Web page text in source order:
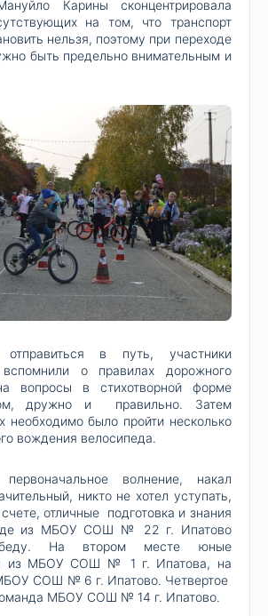
Карины сконцентрировала
на том, что транспорт
нельзя, поэтому при переходе
быть предельно внимательным и
в путь, участники
вспомнили о правилах дорожного
вопросы в стихотворной форме
дружно и правильно. Затем
необходимо было пройти несколько
вождения велосипеда.
волнение, накал
никто не хотел уступать,
отличные подготовка и знания
из МБОУ СОШ № 22 г. Ипатово
На втором месте юные
из МБОУ СОШ № 1 г. Ипатова, на
СОШ № 6 г. Ипатово. Четвертое
МБОУ СОШ № 14 г. Ипатово.